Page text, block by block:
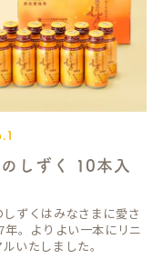
しずく 10本入
しずくはみなさまに愛さ
年。よりよい一本にリニ
いたしました。